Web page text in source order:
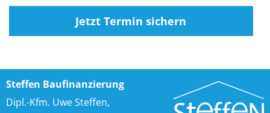
Jetzt Termin sichern
Steffen Baufinanzierung
Dipl.-Kfm. Uwe Steffen,